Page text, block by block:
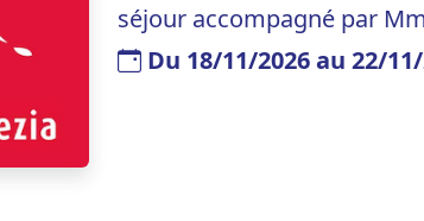
séjour accompagné par
Du 18/11/2026 au 22/